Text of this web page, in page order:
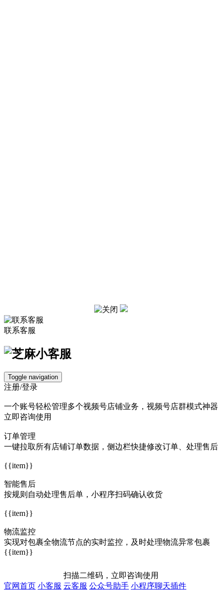
联系客服
Toggle navigation
注册/登录
一个账号轻松管理多个视频号店铺业务，视频号店群模式神器
立即咨询使用
订单管理
一键拉取所有店铺订单数据，侧边栏快捷修改订单、处理售后
{{item}}
智能售后
按规则自动处理售后单，小程序扫码确认收货
{{item}}
物流监控
实现对包裹全物流节点的实时监控，及时处理物流异常包裹
{{item}}
扫描二维码，立即咨询使用
官网首页 小客服 云客服 公众号助手 小程序聊天插件